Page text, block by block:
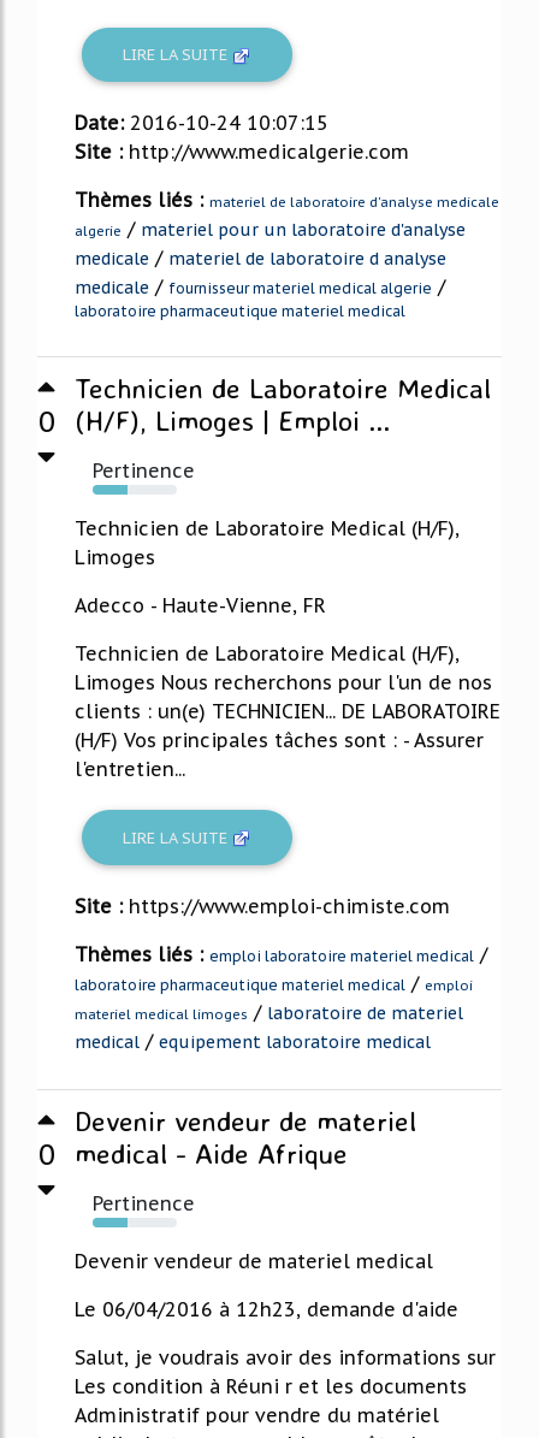
LIRE LA SUITE
Date: 2016-10-24 10:07:15
Site : http://www.medicalgerie.com
Thèmes liés : materiel de laboratoire d'analyse medicale
algerie / materiel pour un laboratoire d'analyse
medicale / materiel de laboratoire d analyse
medicale / fournisseur materiel medical algerie /
laboratoire pharmaceutique materiel medical
0
Technicien de Laboratoire Medical
(H/F), Limoges | Emploi ...
Pertinence
41%
Technicien de Laboratoire Medical (H/F),
Limoges
Adecco - Haute-Vienne, FR
Technicien de Laboratoire Medical (H/F),
Limoges Nous recherchons pour l'un de nos
clients : un(e) TECHNICIEN... DE LABORATOIRE
(H/F) Vos principales tâches sont : - Assurer
l'entretien...
LIRE LA SUITE
Site : https://www.emploi-chimiste.com
Thèmes liés : emploi laboratoire materiel medical /
laboratoire pharmaceutique materiel medical / emploi
materiel medical limoges / laboratoire de materiel
medical / equipement laboratoire medical
0
Devenir vendeur de materiel
medical - Aide Afrique
Pertinence
41%
Devenir vendeur de materiel medical
Le 06/04/2016 à 12h23, demande d'aide
Salut, je voudrais avoir des informations sur
Les condition à Réuni r et les documents
Administratif pour vendre du matériel